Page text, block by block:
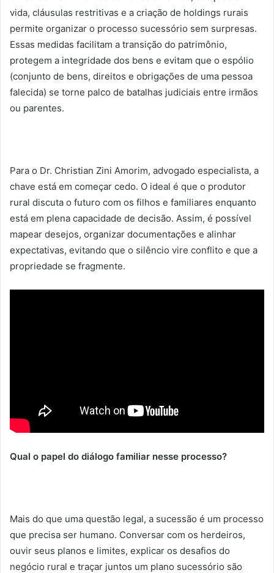
vida, cláusulas restritivas e a criação de holdings rurais
permite organizar o processo sucessório sem surpresas.
Essas medidas facilitam a transição do patrimônio,
protegem a integridade dos bens e evitam que o espólio
(conjunto de bens, direitos e obrigações de uma pessoa
falecida) se torne palco de batalhas judiciais entre irmãos
ou parentes.
Para o Dr. Christian Zini Amorim, advogado especialista, a
chave está em começar cedo. O ideal é que o produtor
rural discuta o futuro com os filhos e familiares enquanto
está em plena capacidade de decisão. Assim, é possível
mapear desejos, organizar documentações e alinhar
expectativas, evitando que o silêncio vire conflito e que a
propriedade se fragmente.
Qual o papel do diálogo familiar nesse processo?
Mais do que uma questão legal, a sucessão é um processo
que precisa ser humano. Conversar com os herdeiros,
ouvir seus planos e limites, explicar os desafios do
negócio rural e traçar juntos um plano sucessório são